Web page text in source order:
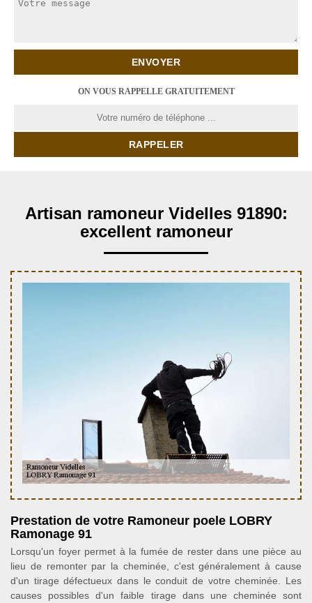
ON VOUS RAPPELLE GRATUITEMENT
Artisan ramoneur Videlles 91890:
excellent ramoneur
Prestation de votre Ramoneur poele LOBRY
Ramonage 91
Lorsqu'un foyer permet à la fumée de rester dans une pièce au
lieu de remonter par la cheminée, c'est généralement à cause
d'un tirage défectueux dans le conduit de votre cheminée. Les
causes possibles d'un faible tirage dans une cheminée sont